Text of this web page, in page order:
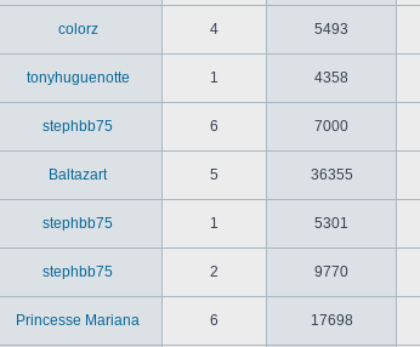
colorz 4 5493
tonyhuguenotte 1 4358
stephbb75 6 7000
Baltazart 5 36355
stephbb75 1 5301
stephbb75 2 9770
Princesse Mariana 6 17698